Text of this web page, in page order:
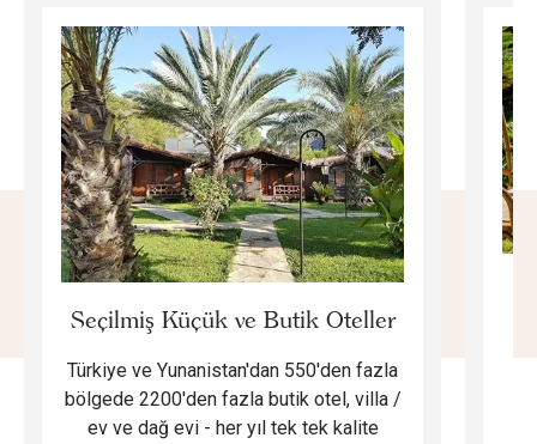
Seçilmiş Küçük ve Butik Oteller
Türkiye ve Yunanistan'dan 550'den fazla
bölgede 2200'den fazla butik otel, villa /
ev ve dağ evi - her yıl tek tek kalite